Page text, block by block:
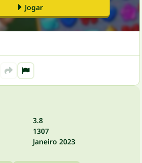
Jogar
3.8
1307
Janeiro 2023